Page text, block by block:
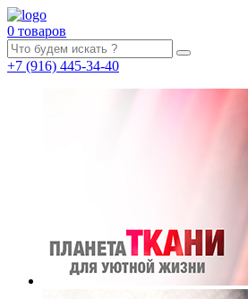
0 товаров
+7 (916) 445-34-40